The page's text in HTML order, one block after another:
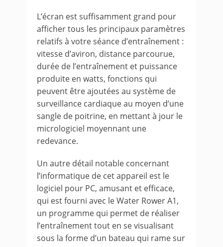
L’écran est suffisamment grand pour
afficher tous les principaux paramètres
relatifs à votre séance d’entraînement :
vitesse d’aviron, distance parcourue,
durée de l’entraînement et puissance
produite en watts, fonctions qui
peuvent être ajoutées au système de
surveillance cardiaque au moyen d’une
sangle de poitrine, en mettant à jour le
micrologiciel moyennant une
redevance.
Un autre détail notable concernant
l’informatique de cet appareil est le
logiciel pour PC, amusant et efficace,
qui est fourni avec le Water Rower A1,
un programme qui permet de réaliser
l’entraînement tout en se visualisant
sous la forme d’un bateau qui rame sur